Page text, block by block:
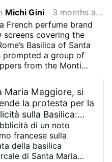
Michi Gini
3 months ago
French perfume brand
screens covering the
Basilica of Santa
prompted a group of
from the Monti
criticising what
“commercialisation” of
screens were installed
that began in late
officials said the
cover renovation
Maria Maggiore, si
la protesta per la
sulla Basilica:
alla mercificazione»
di un noto
francese sulla
della basilica
di Santa Maria